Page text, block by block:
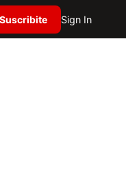
Suscribite Sign In